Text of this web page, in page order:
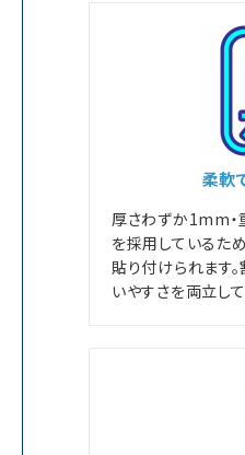
柔軟
厚さわずか1mm
を採用しているた
貼り付けられます
いやすさを両立して